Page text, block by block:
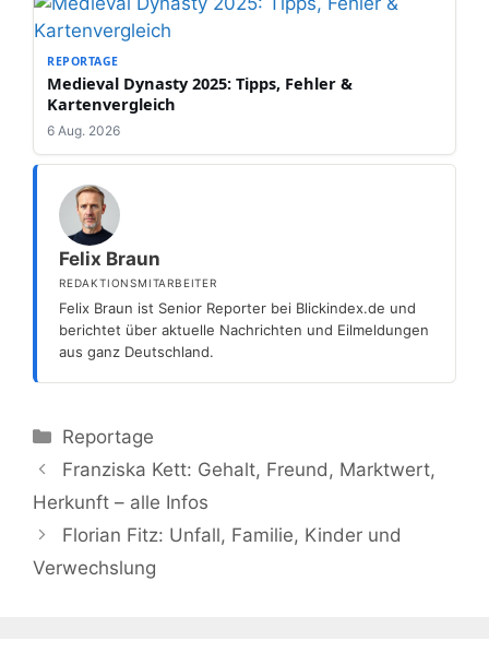
REPORTAGE
Medieval Dynasty 2025: Tipps, Fehler &
Kartenvergleich
6 Aug. 2026
Felix Braun
REDAKTIONSMITARBEITER
Felix Braun ist Senior Reporter bei Blickindex.de und
berichtet über aktuelle Nachrichten und Eilmeldungen
aus ganz Deutschland.
Kategorien
Reportage
Franziska Kett: Gehalt, Freund, Marktwert,
Herkunft – alle Infos
Florian Fitz: Unfall, Familie, Kinder und
Verwechslung